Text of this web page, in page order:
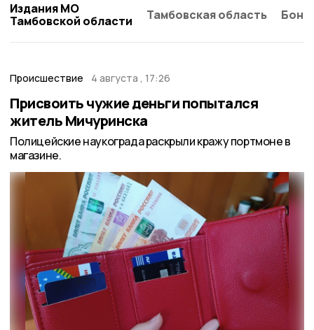
Издания МО
Тамбовской области
Тамбовская область
Происшествие 4 августа , 17:26
Присвоить чужие деньги попытался
житель Мичуринска
Полицейские наукограда раскрыли кражу портмоне в
магазине.